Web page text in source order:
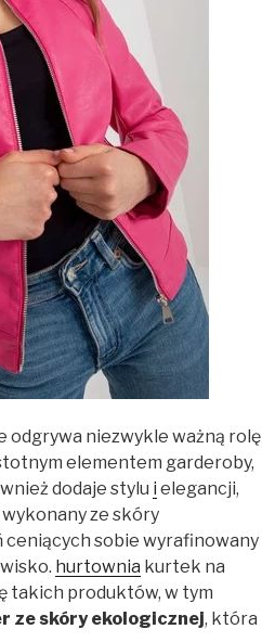
odgrywa niezwykle ważną rolę
elementem garderoby,
dodaje stylu i elegancji,
ze skóry
sobie wyrafinowany
hurtownia kurtek na
takich produktów, w tym
ze skóry ekologicznej, która